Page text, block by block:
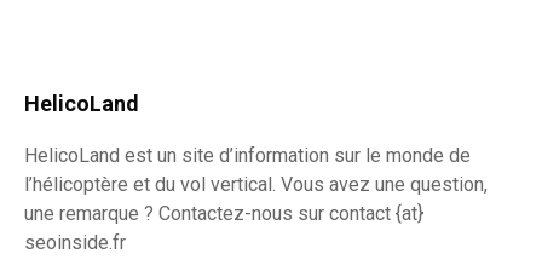
HelicoLand
HelicoLand est un site d’information sur le monde de
l’hélicoptère et du vol vertical. Vous avez une question,
une remarque ? Contactez-nous sur contact {at}
seoinside.fr